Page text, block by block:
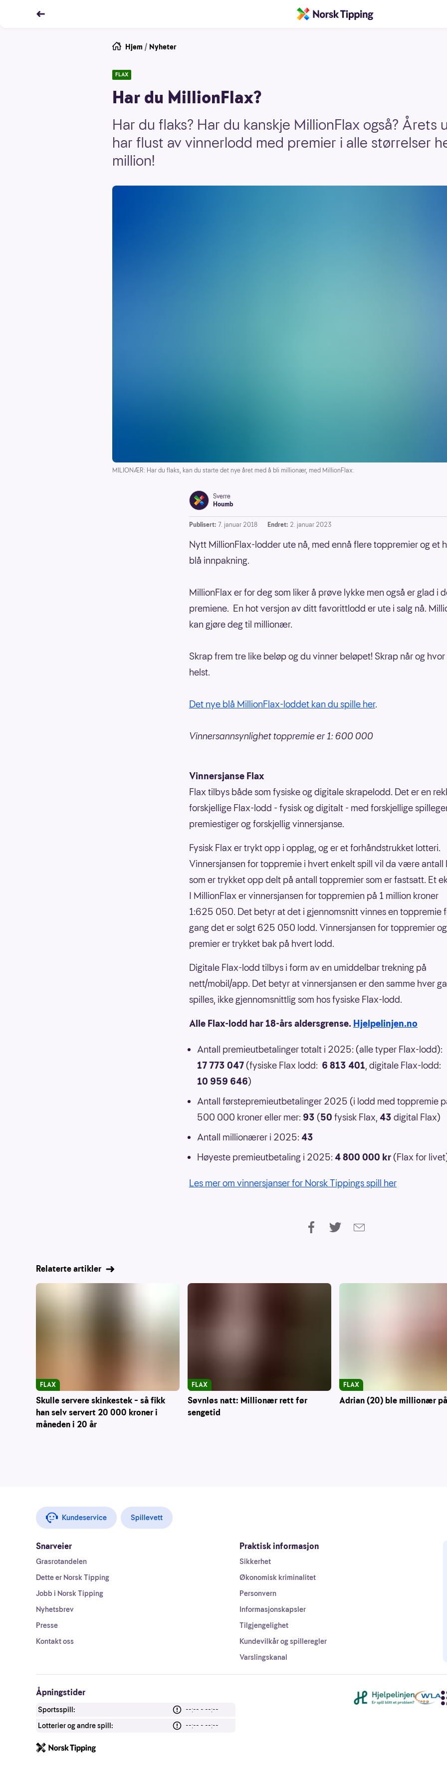
Hjem / Nyheter
FLAX
Har du MillionFlax?
Har du flaks? Har du kanskje MillionFlax også? Årets
har flust av vinnerlodd med premier i alle størrelser
million!
MILIONÆR: Har du flaks, kan du starte det nye året med å bli millionær, med MillionFlax.
Sverre
Houmb
Publisert: 7. januar 2018 Endret: 2. januar 2023
Nytt MillionFlax-lodder ute nå, med ennå flere toppremier og et
blå innpakning.
MillionFlax er for deg som liker å prøve lykke men også er glad i
premiene. En hot versjon av ditt favorittlodd er ute i salg nå.
kan gjøre deg til millionær.
Skrap frem tre like beløp og du vinner beløpet! Skrap når og hvor
helst.
Det nye blå MillionFlax-loddet kan du spille her.
Vinnersannsynlighet toppremie er 1: 600 000
Vinnersjanse Flax
Flax tilbys både som fysiske og digitale skrapelodd. Det er en
forskjellige Flax-lodd - fysisk og digitalt - med forskjellige
premiestiger og forskjellig vinnersjanse.
Fysisk Flax er trykt opp i opplag, og er et forhåndstrukket lotteri.
Vinnersjansen for toppremie i hvert enkelt spill vil da være antall
som er trykket opp delt på antall toppremier som er fastsatt. Et
I MillionFlax er vinnersjansen for toppremien på 1 million kroner
1:625 050. Det betyr at det i gjennomsnitt vinnes en toppremie
gang det er solgt 625 050 lodd. Vinnersjansen for toppremier
premier er trykket bak på hvert lodd.
Digitale Flax-lodd tilbys i form av en umiddelbar trekning på
nett/mobil/app. Det betyr at vinnersjansen er den samme hver
spilles, ikke gjennomsnittlig som hos fysiske Flax-lodd.
Alle Flax-lodd har 18-års aldersgrense. Hjelpelinjen.no
Antall premieutbetalinger totalt i 2025: (alle typer Flax-lodd):
17 773 047 (fysiske Flax lodd: 6 813 401, digitale Flax-lodd:
10 959 646)
Antall førstepremieutbetalinger 2025 (i lodd med toppremie
500 000 kroner eller mer: 93 (50 fysisk Flax, 43 digital Flax)
Antall millionærer i 2025: 43
Høyeste premieutbetaling i 2025: 4 800 000 kr (Flax for
Les mer om vinnersjanser for Norsk Tippings spill her
Relaterte artikler
Skulle servere skinkestek – så fikk
han selv servert 20 000 kroner i
måneden i 20 år
FLAX
Søvnløs natt: Millionær rett før
sengetid
FLAX
Adrian (20) ble millionær
FLAX
Kundeservice Spillevett
Snarveier
Grasrotandelen
Dette er Norsk Tipping
Jobb i Norsk Tipping
Nyhetsbrev
Presse
Kontakt oss
Praktisk informasjon
Sikkerhet
Økonomisk kriminalitet
Personvern
Informasjonskapsler
Tilgjengelighet
Kundevilkår og spilleregler
Varslingskanal
Åpningstider
Sportsspill:
--:-- - --:--
Lotterier og andre spill:
--:-- - --:--